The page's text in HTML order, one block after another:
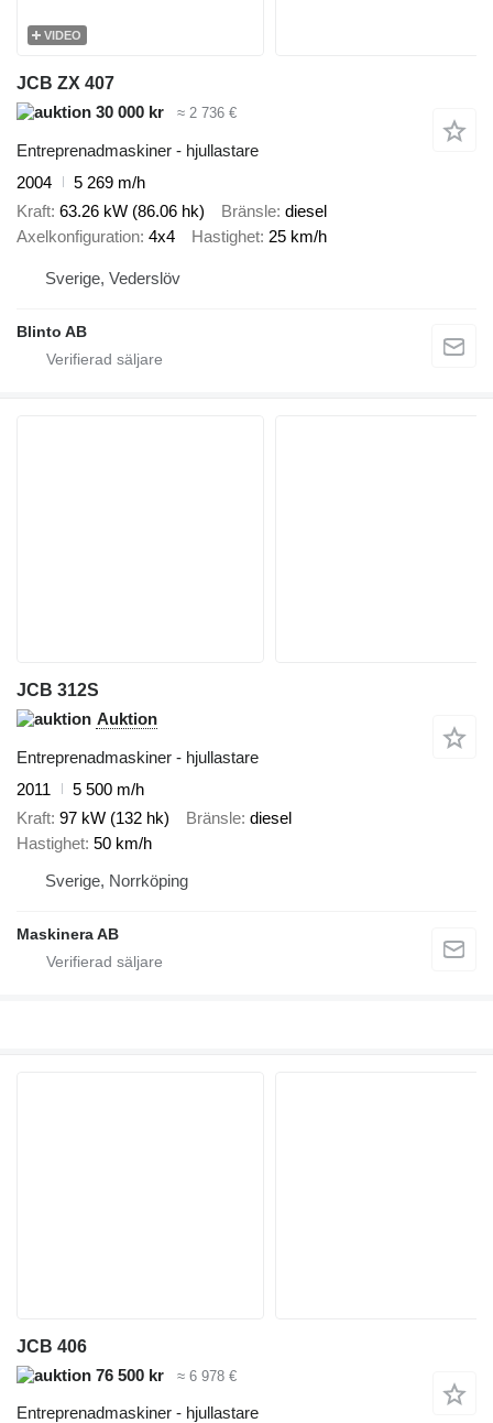
VIDEO
JCB ZX 407
30 000 kr
≈ 2 736 €
Entreprenadmaskiner - hjullastare
2004
5 269 m/h
Kraft 63.26 kW (86.06 hk) Bränsle diesel
Axelkonfiguration 4x4 Hastighet 25 km/h
Sverige, Vederslöv
Blinto AB
JCB 312S
Auktion
Entreprenadmaskiner - hjullastare
2011
5 500 m/h
Kraft 97 kW (132 hk) Bränsle diesel
Hastighet 50 km/h
Sverige, Norrköping
Maskinera AB
JCB 406
76 500 kr
≈ 6 978 €
Entreprenadmaskiner - hjullastare